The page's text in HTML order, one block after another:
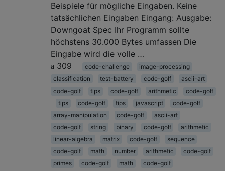
Beispiele für mögliche Eingaben. Keine
tatsächlichen Eingaben Eingang: Ausgabe:
Downgoat Spec Ihr Programm sollte
höchstens 30.000 Bytes umfassen Die
Eingabe wird die volle …
309
code-challenge
image-processing
classification
test-battery code-golf
ascii-art
code-golf
tips code-golf arithmetic
code-golf
tips
code-golf tips javascript
code-golf
array-manipulation
code-golf
ascii-art
code-golf
string binary code-golf
arithmetic
linear-algebra
matrix code-golf
sequence
code-golf
math number arithmetic
code-golf
primes
code-golf math
code-golf